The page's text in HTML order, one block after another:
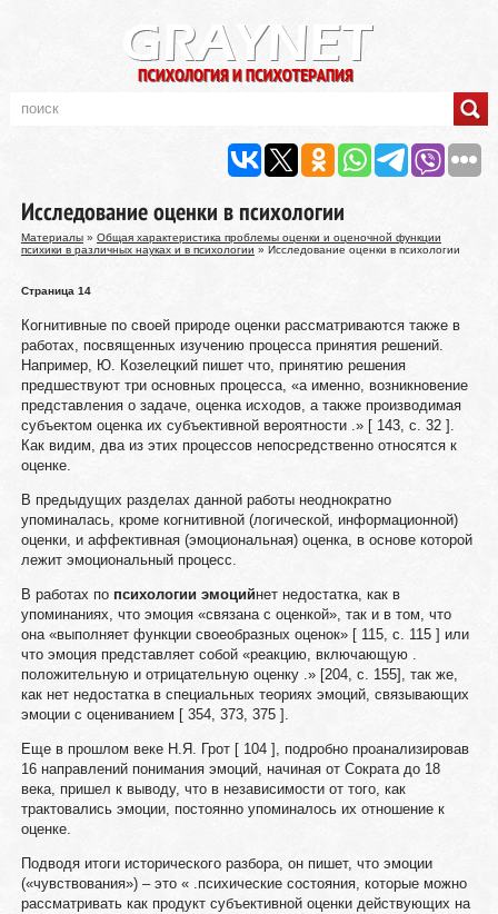
Исследование оценки в психологии
Материалы» Общая характеристика проблемы оценки и оценочной функции
психики в различных науках и в психологии » Исследование оценки в психологии
Страница 14
Когнитивные по своей природе оценки рассматриваются также в
работах, посвященных изучению процесса принятия решений.
Например, Ю. Козелецкий пишет что, принятию решения
предшествуют три основных процесса, «а именно, возникновение
представления о задаче, оценка исходов, а также производимая
субъектом оценка их субъективной вероятности .» [ 143, с. 32 ].
Как видим, два из этих процессов непосредственно относятся к
оценке.
В предыдущих разделах данной работы неоднократно
упоминалась, кроме когнитивной (логической, информационной)
оценки, и аффективная (эмоциональная) оценка, в основе которой
лежит эмоциональный процесс.
В работах по психологии эмоцийнет недостатка, как в
упоминаниях, что эмоция «связана с оценкой», так и в том, что
она «выполняет функции своеобразных оценок» [ 115, с. 115 ] или
что эмоция представляет собой «реакцию, включающую .
положительную и отрицательную оценку .» [204, с. 155], так же,
как нет недостатка в специальных теориях эмоций, связывающих
эмоции с оцениванием [ 354, 373, 375 ].
Еще в прошлом веке Н.Я. Грот [ 104 ], подробно проанализировав
16 направлений понимания эмоций, начиная от Сократа до 18
века, пришел к выводу, что в независимости от того, как
трактовались эмоции, постоянно упоминалось их отношение к
оценке.
Подводя итоги исторического разбора, он пишет, что эмоции
(«чувствования») – это « .психические состояния, которые можно
рассматривать как продукт субъективной оценки действующих на